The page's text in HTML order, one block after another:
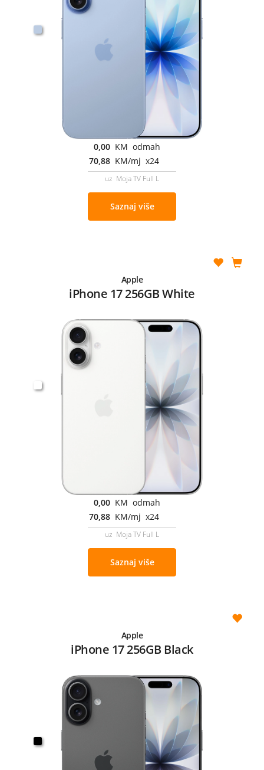
0,00 KM odmah
70,88 KM/mj x24
uz Moja TV Full L
Saznaj više
Apple
iPhone 17 256GB White
0,00 KM odmah
70,88 KM/mj x24
uz Moja TV Full L
Saznaj više
Apple
iPhone 17 256GB Black